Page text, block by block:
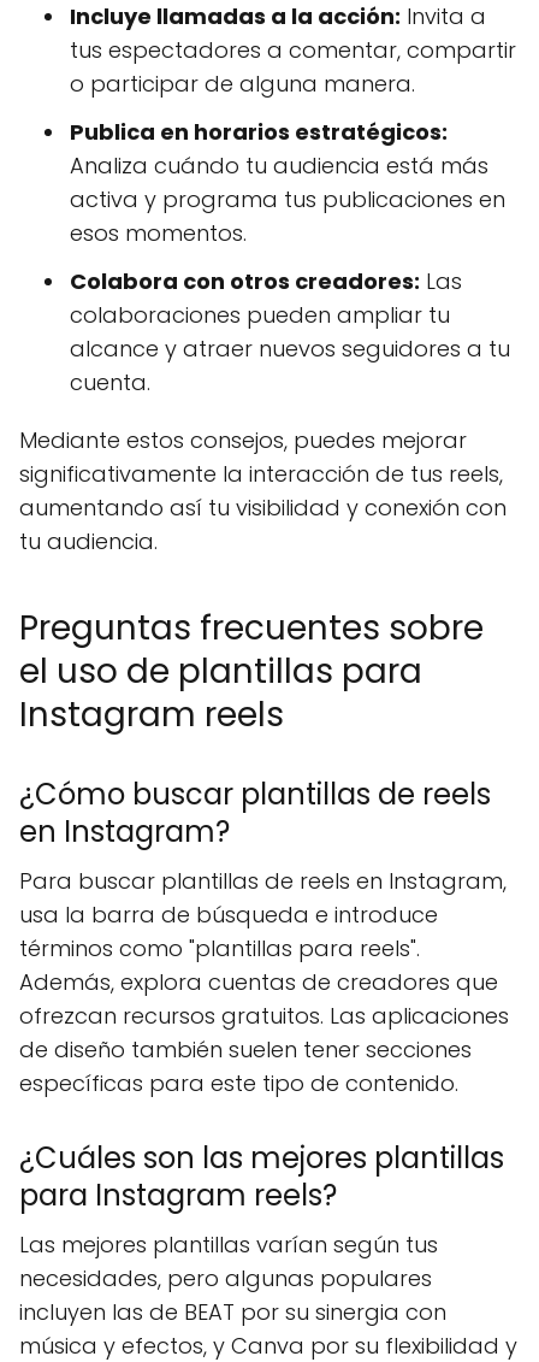
Incluye llamadas a la acción: Invita a
tus espectadores a comentar, compartir
o participar de alguna manera.
Publica en horarios estratégicos:
Analiza cuándo tu audiencia está más
activa y programa tus publicaciones en
esos momentos.
Colabora con otros creadores: Las
colaboraciones pueden ampliar tu
alcance y atraer nuevos seguidores a tu
cuenta.
Mediante estos consejos, puedes mejorar
significativamente la interacción de tus reels,
aumentando así tu visibilidad y conexión con
tu audiencia.
Preguntas frecuentes sobre
el uso de plantillas para
Instagram reels
¿Cómo buscar plantillas de reels
en Instagram?
Para buscar plantillas de reels en Instagram,
usa la barra de búsqueda e introduce
términos como "plantillas para reels".
Además, explora cuentas de creadores que
ofrezcan recursos gratuitos. Las aplicaciones
de diseño también suelen tener secciones
específicas para este tipo de contenido.
¿Cuáles son las mejores plantillas
para Instagram reels?
Las mejores plantillas varían según tus
necesidades, pero algunas populares
incluyen las de BEAT por su sinergia con
música y efectos, y Canva por su flexibilidad y